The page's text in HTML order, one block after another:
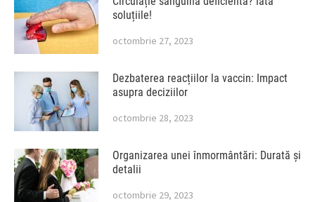
soluțiile!
octombrie 27, 2023
Dezbaterea reacțiilor la vaccin: Impact
asupra deciziilor
octombrie 28, 2023
Organizarea unei înmormântări: Durată și
detalii
octombrie 29, 2023